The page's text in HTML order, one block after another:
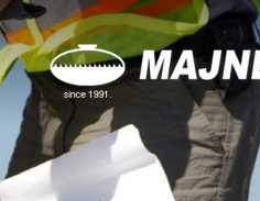
Skip
to
content